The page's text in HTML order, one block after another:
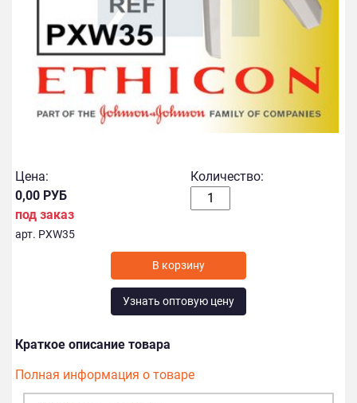
Цена:
0,00 РУБ
под заказ
арт. PXW35
Количество:
В корзину
Узнать оптовую цену
Краткое описание товара
Полная информация о товаре